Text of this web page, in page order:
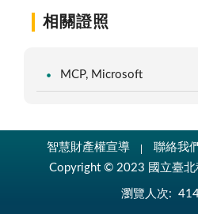
相關證照
MCP, Microsoft
智慧財產權宣導 聯絡我
Copyright © 2023 國立臺北
瀏覽人次: